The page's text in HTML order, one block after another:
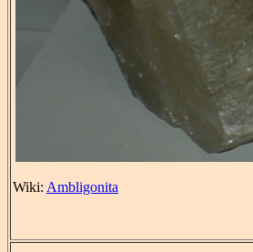
Wiki: Ambligonita